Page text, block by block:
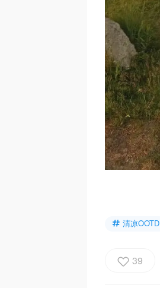
清凉OOTD
39